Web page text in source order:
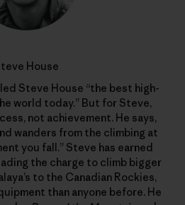
House
Steve House “the best high-
world today.” But for Steve,
not achievement. He says,
wanders from the climbing at
you fall.” Steve has earned
the charge to climb bigger
to the Canadian Rockies,
than anyone before. He